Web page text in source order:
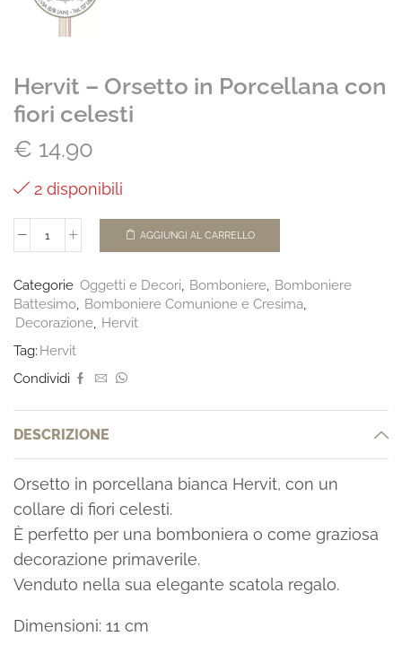
Hervit – Orsetto in Porcellana con
fiori celesti
€ 14.90
2 disponibili
AGGIUNGI AL CARRELLO
Categorie Oggetti e Decori Bomboniere Bomboniere
Battesimo Bomboniere Comunione e Cresima
Decorazione Hervit
Tag: Hervit
Condividi
DESCRIZIONE
Orsetto in porcellana bianca Hervit, con un
collare di fiori celesti.
È perfetto per una bomboniera o come graziosa
decorazione primaverile.
Venduto nella sua elegante scatola regalo.
Dimensioni: 11 cm